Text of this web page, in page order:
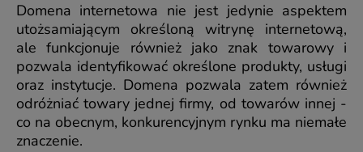
Domena internetowa nie jest jedynie aspektem
utożsamiającym określoną witrynę internetową,
ale funkcjonuje również jako znak towarowy i
pozwala identyfikować określone produkty, usługi
oraz instytucje. Domena pozwala zatem również
odróżniać towary jednej firmy, od towarów innej -
co na obecnym, konkurencyjnym rynku ma niemałe
znaczenie.